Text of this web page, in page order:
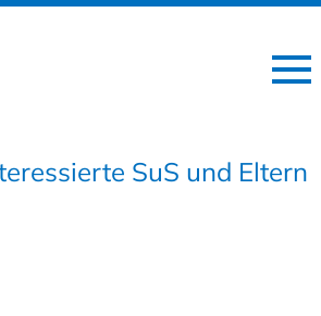
SuS und Eltern